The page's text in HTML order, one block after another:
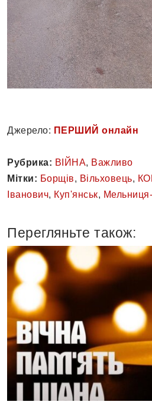
Джерело: ПЕРШИЙ онлайн
Рубрика: ВІЙНА, Важливо
Мітки: Борщів, Вільховець,
Іванович, Куп'янськ,
Перегляньте також: